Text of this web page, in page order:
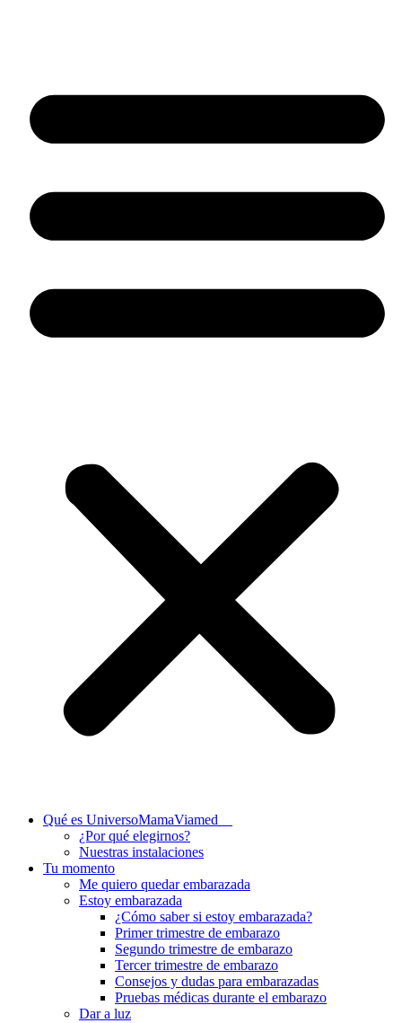
Qué es UniversoMamaViamed
¿Por qué elegirnos?
Nuestras instalaciones
Tu momento
Me quiero quedar embarazada
Estoy embarazada
¿Cómo saber si estoy embarazada?
Primer trimestre de embarazo
Segundo trimestre de embarazo
Tercer trimestre de embarazo
Consejos y dudas para embarazadas
Pruebas médicas durante el embarazo
Dar a luz